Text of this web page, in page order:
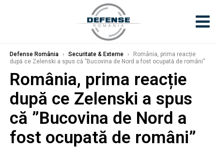
Defense România › Securitate & Externe ›
România, prima reacție
după ce Zelenski a spus că ”Bucovina de Nord a fost ocupată de români”
România, prima reacție
după ce Zelenski a spus
că ”Bucovina de Nord a
fost ocupată de români”